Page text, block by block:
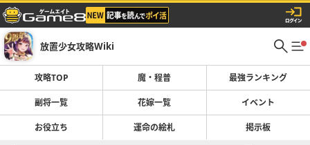
放置少女攻略Wiki
攻略TOP 魔・程普 最強ランキング
副将一覧 花嫁一覧 イベント
お役立ち 運命の絵札 掲示板